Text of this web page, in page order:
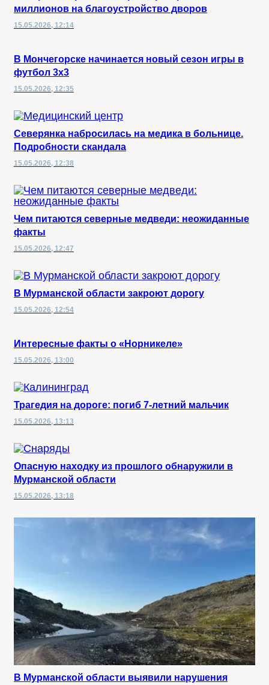
миллионов на благоустройство дворов
15.05.2026, 12:14
В Мончегорске начинается новый сезон игры в
футбол 3х3
15.05.2026, 12:35
Северянка набросилась на медика в больнице.
Подробности скандала
15.05.2026, 12:38
Чем питаются северные медведи: неожиданные
факты
15.05.2026, 12:47
В Мурманской области закроют дорогу
15.05.2026, 12:54
Интересные факты о «Норникеле»
15.05.2026, 13:00
Трагедия на дороге: погиб 7-летний мальчик
15.05.2026, 13:13
Опасную находку из прошлого обнаружили в
Мурманской области
15.05.2026, 13:18
В Мурманской области выявили нарушения